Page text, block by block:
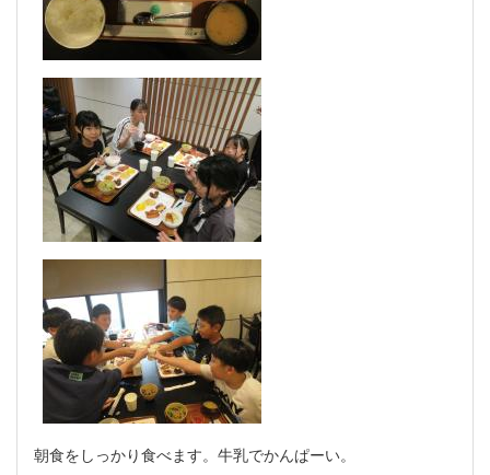
朝食をしっかり食べます。牛乳でかんぱーい。